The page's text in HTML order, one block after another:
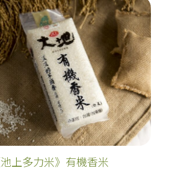
池上多力米》有機香米